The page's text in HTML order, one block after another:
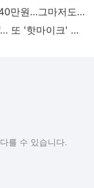
전신마취 충치 치료비 440만원…그마저도 갈 치과가 없다
바이든 인사하다 "FXXX"… 또 '핫마이크' 구설
를 수 있습니다.